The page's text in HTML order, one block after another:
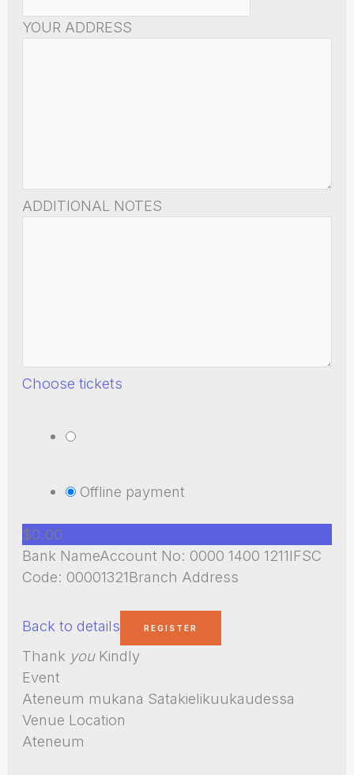
YOUR ADDRESS
ADDITIONAL NOTES
Choose tickets
Offline payment
$0.00
Bank NameAccount No: 0000 1400 1211IFSC
Code: 00001321Branch Address
Back to details
Thank youKindly
Event
Ateneum mukana Satakielikuukaudessa
Venue Location
Ateneum